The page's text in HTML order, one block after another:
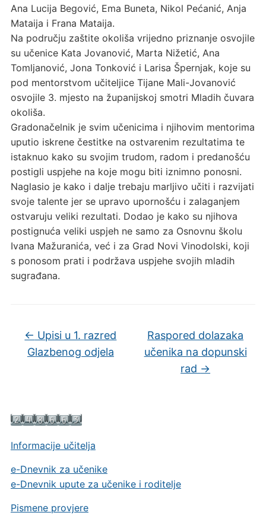
Informacije učitelja
e-Dnevnik za učenike
e-Dnevnik upute za učenike i roditelje
Pismene provjere
Ana Lucija Begović, Ema Buneta, Nikol Pećanić, Anja
Mataija i Frana Mataija.
Na području zaštite okoliša vrijedno priznanje osvojile
su učenice Kata Jovanović, Marta Nižetić, Ana
Tomljanović, Jona Tonković i Larisa Špernjak, koje su
pod mentorstvom učiteljice Tijane Mali-Jovanović
osvojile 3. mjesto na županijskoj smotri Mladih čuvara
okoliša.
Gradonačelnik je svim učenicima i njihovim mentorima
uputio iskrene čestitke na ostvarenim rezultatima te
istaknuo kako su svojim trudom, radom i predanošću
postigli uspjehe na koje mogu biti iznimno ponosni.
Naglasio je kako i dalje trebaju marljivo učiti i razvijati
svoje talente jer se upravo upornošću i zalaganjem
ostvaruju veliki rezultati. Dodao je kako su njihova
postignuća veliki uspjeh ne samo za Osnovnu školu
Ivana Mažuranića, već i za Grad Novi Vinodolski, koji
s ponosom prati i podržava uspjehe svojih mladih
sugrađana.
← Upisi u 1. razred
Glazbenog odjela
Raspored dolazaka
učenika na dopunski
rad →